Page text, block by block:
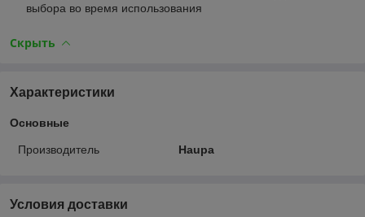
выбора во время использования
Скрыть
Характеристики
Основные
Производитель Haupa
Условия доставки